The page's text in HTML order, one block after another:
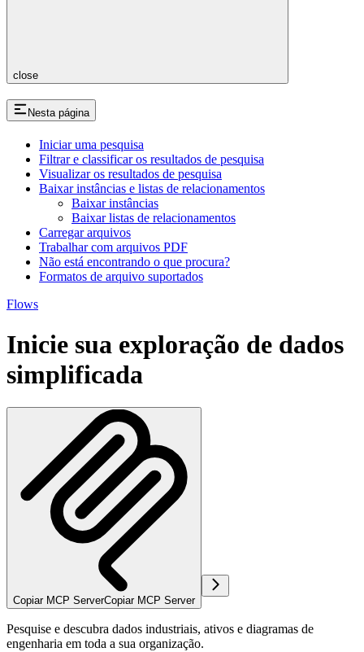
close
Nesta página
Iniciar uma pesquisa
Filtrar e classificar os resultados de pesquisa
Visualizar os resultados de pesquisa
Baixar instâncias e listas de relacionamentos
Baixar instâncias
Baixar listas de relacionamentos
Carregar arquivos
Trabalhar com arquivos PDF
Não está encontrando o que procura?
Formatos de arquivo suportados
Flows
Inicie sua exploração de dados
simplificada
Copiar MCP ServerCopiar MCP Server
Pesquise e descubra dados industriais, ativos e diagramas de
engenharia em toda a sua organização.